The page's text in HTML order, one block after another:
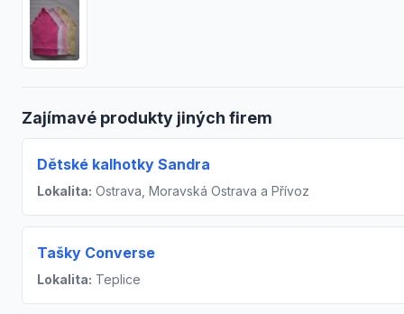
Zajímavé produkty jiných firem
Dětské kalhotky Sandra
Lokalita: Ostrava, Moravská Ostrava a Přívoz
Tašky Converse
Lokalita: Teplice